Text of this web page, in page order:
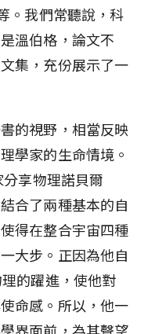
。我們常聽說，科
溫伯格，論文不
集，充份展示了一
的視野，相當反映
學家的生命情境。
享物理諾貝爾
合了兩種基本的自
得在整合宇宙四種
大步。正因為他自
的躍進，使他對
命感。所以，他一